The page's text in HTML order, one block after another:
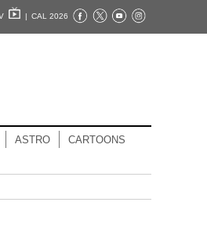
| CAL 2026
ASTRO CARTOONS